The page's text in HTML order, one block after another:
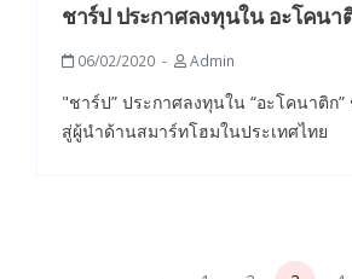
ชาร์ป ประกาศลงทุนใน อะโคนา
06/02/2020 Admin
"ชาร์ป” ประกาศลงทุนใน “อะโคนาติก
สู่ผู้นำด้านสมาร์ทโฮมในประเทศไทย